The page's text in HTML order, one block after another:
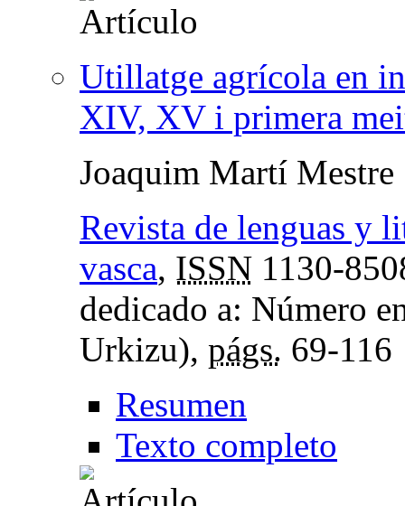
Utillatge agrícola en
XIV, XV i primera
Joaquim Martí Mestre
Revista de lenguas y
vasca, ISSN 1130-
dedicado a: Número
Urkizu), págs. 69-116
Resumen
Texto completo